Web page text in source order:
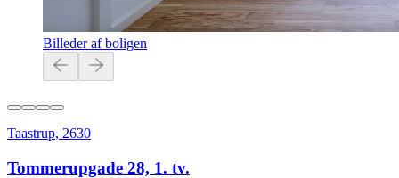
Billeder af boligen
Taastrup, 2630
Tommerupgade 28, 1. tv.